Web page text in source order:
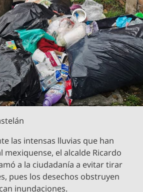
las intensas lluvias que han
mexiquense, el alcalde Ricardo
a la ciudadanía a evitar tirar
pues los desechos obstruyen
inundaciones.